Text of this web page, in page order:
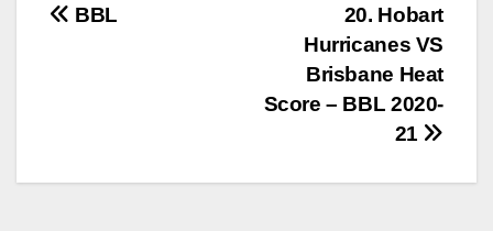
Post
20. Hobart
Hurricanes VS
Brisbane Heat
Score – BBL 2020-
21
BBL